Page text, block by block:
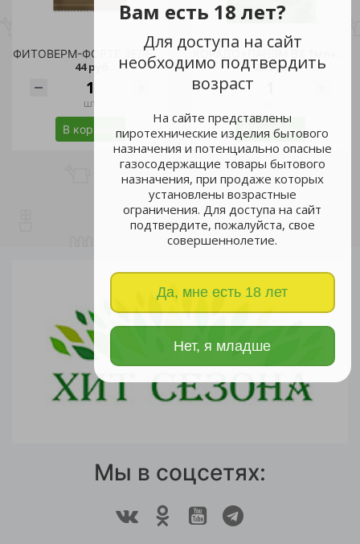
Вам есть 18 лет?
Для доступа на сайт
необходимо подтвердить
возраст
На сайте представлены
пиротехнические изделия бытового
назначения и потенциально опасные
газосодержащие товары бытового
назначения, при продаже которых
установлены возрастные
ограничения. Для доступа на сайт
подтвердите, пожалуйста, свое
совершеннолетие.
Да, мне есть 18 лет
Нет, я младше
ФИТОВЕРМ-ФОРТЕ ЗЕЛЕНАЯ АПТЕКА 4мл /150
44 руб.
шт
В корзину
23 руб.
В корзину
Мы в соцсетях: